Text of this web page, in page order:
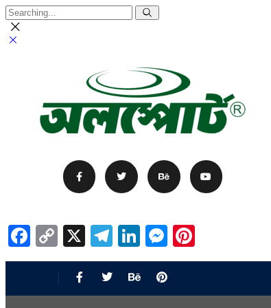
Facebook
Copy
Link
X Telegram
LinkedIn
Messenger